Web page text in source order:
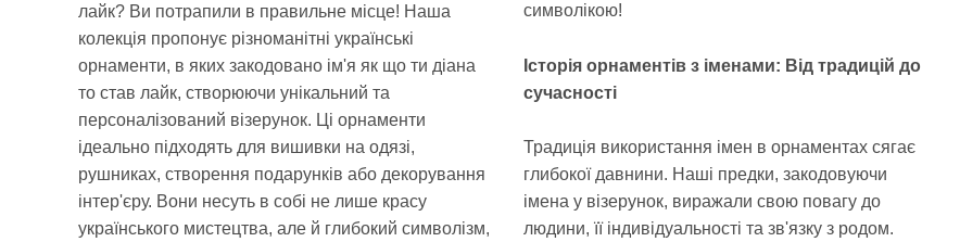
лайк? Ви потрапили в правильне місце! Наша
колекція пропонує різноманітні українські
орнаменти, в яких закодовано ім'я як що ти діана
то став лайк, створюючи унікальний та
персоналізований візерунок. Ці орнаменти
ідеально підходять для вишивки на одязі,
рушниках, створення подарунків або декорування
інтер'єру. Вони несуть в собі не лише красу
українського мистецтва, але й глибокий символізм,
символікою!
Історія орнаментів з іменами: Від традицій до
сучасності
Традиція використання імен в орнаментах сягає
глибокої давнини. Наші предки, закодовуючи
імена у візерунок, виражали свою повагу до
людини, її індивідуальності та зв'язку з родом.